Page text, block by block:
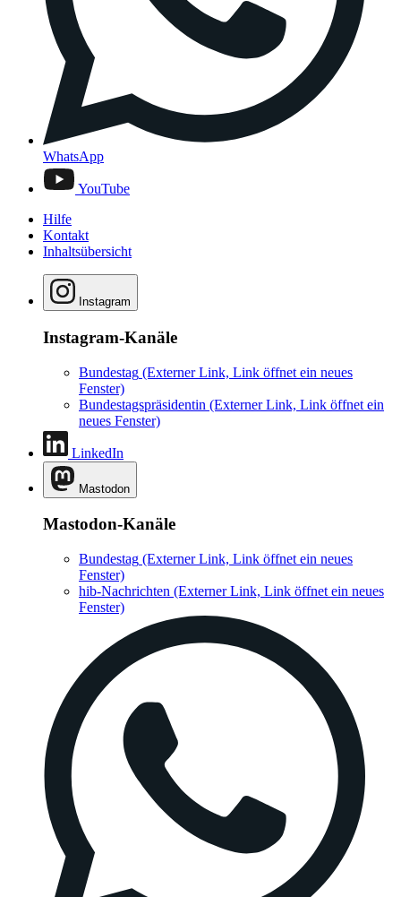
WhatsApp
YouTube
Hilfe
Kontakt
Inhaltsübersicht
Instagram
Instagram-Kanäle
Bundestag (Externer Link, Link öffnet ein neues
Fenster)
Bundestagspräsidentin (Externer Link, Link öffnet ein
neues Fenster)
LinkedIn
Mastodon
Mastodon-Kanäle
Bundestag (Externer Link, Link öffnet ein neues
Fenster)
hib-Nachrichten (Externer Link, Link öffnet ein neues
Fenster)